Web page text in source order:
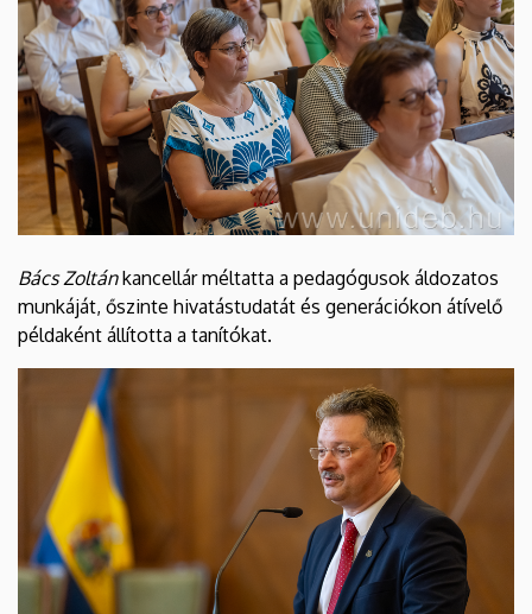
Bács Zoltánkancellár méltatta a pedagógusok áldozatos
munkáját, őszinte hivatástudatát és generációkon átívelő
példaként állította a tanítókat.